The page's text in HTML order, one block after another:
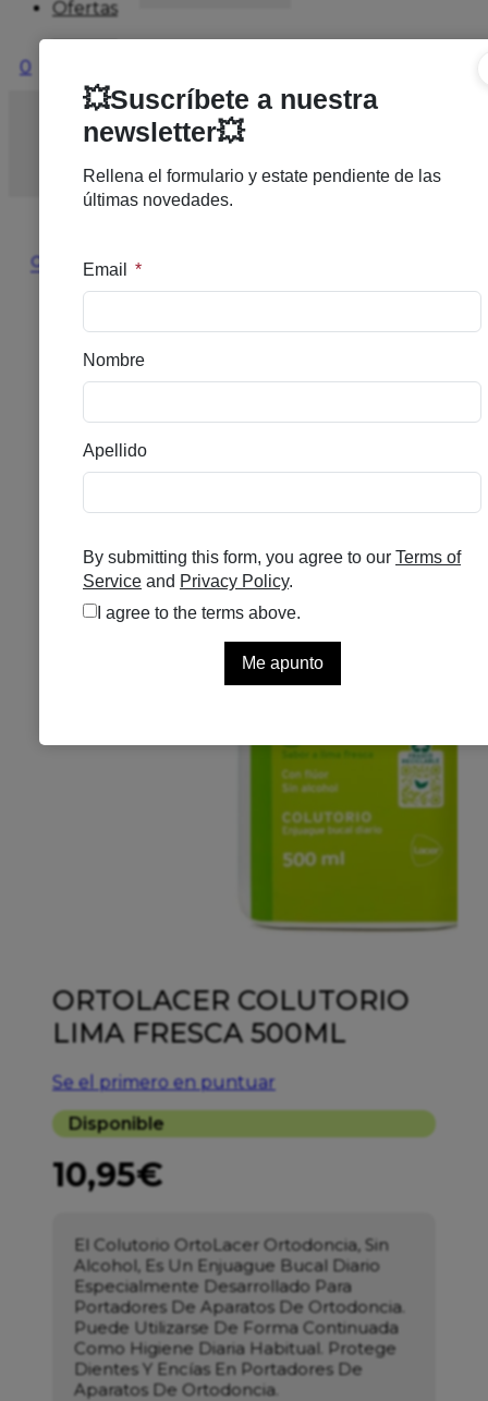
Ofertas
0
Inicio/Nuevo ORTOLACER COLUTORIO LIMA
🔍
ORTOLACER COLUTORIO
LIMA FRESCA 500ML
Se el primero en puntuar
Disponible
10,95€
El Colutorio OrtoLacer Ortodoncia, Sin
Alcohol, Es Un Enjuague Bucal Diario
Especialmente Desarrollado Para
Portadores De Aparatos De Ortodoncia.
Puede Utilizarse De Forma Continuada
Como Higiene Diaria Habitual. Protege
Dientes Y Encías En Portadores De
Aparatos De Ortodoncia.